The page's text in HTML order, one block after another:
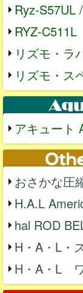
Ryz-S57UL
RYZ-C511L
リズモ・ラ
リズモ・ス
アキュート
おさかな圧
H.A.L
hal ROD
H・A・L・
H・A・L